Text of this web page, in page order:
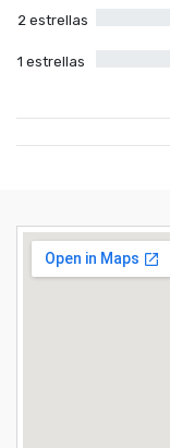
2 estrellas
1 estrellas